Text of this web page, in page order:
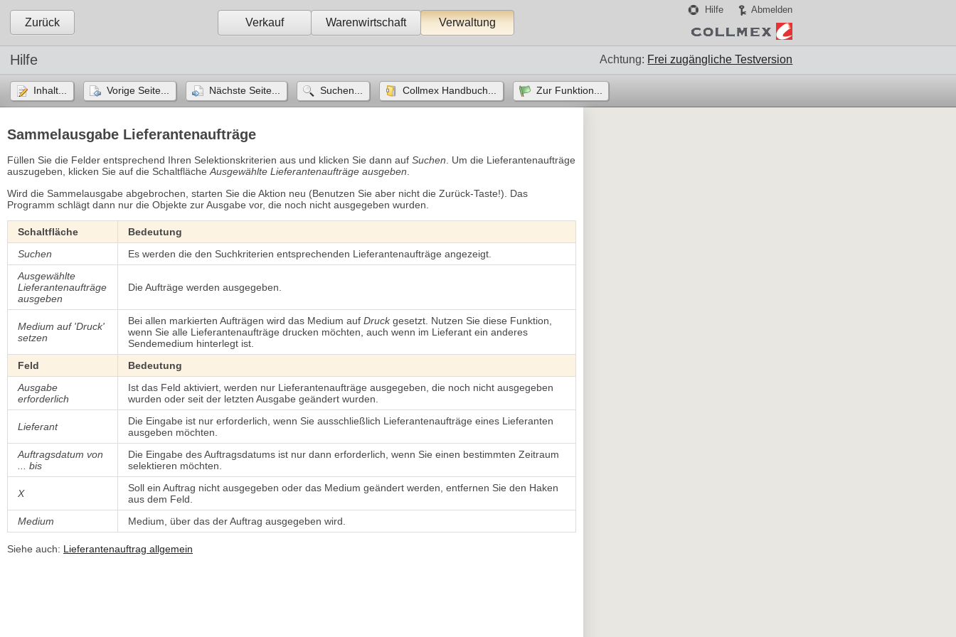
Zurück Verkauf Warenwirtschaft Verwaltung
Hilfe Abmelden
Hilfe Achtung: Frei zugängliche Testversion
Inhalt... Vorige Seite... Nächste Seite... Suchen... Collmex Handbuch... Zur Funktion...
Sammelausgabe Lieferantenaufträge
Füllen Sie die Felder entsprechend Ihren Selektionskriterien aus und klicken Sie dann auf Suchen. Um die Lieferantenaufträge
auszugeben, klicken Sie auf die SchaltflächeAusgewählte Lieferantenaufträge ausgeben.
Wird die Sammelausgabe abgebrochen, starten Sie die Aktion neu (Benutzen Sie aber nicht die Zurück-Taste!). Das
Programm schlägt dann nur die Objekte zur Ausgabe vor, die noch nicht ausgegeben wurden.
Schaltfläche
Bedeutung
Suchen
Es werden die den Suchkriterien entsprechenden Lieferantenaufträge angezeigt.
Ausgewählte
Lieferantenaufträge
ausgeben
Die Aufträge werden ausgegeben.
Medium auf 'Druck'
setzen
Bei allen markierten Aufträgen wird das Medium aufDruckgesetzt. Nutzen Sie diese Funktion,
wenn Sie alle Lieferantenaufträge drucken möchten, auch wenn im Lieferant ein anderes
Sendemedium hinterlegt ist.
Feld
Bedeutung
Ausgabe
erforderlich
Ist das Feld aktiviert, werden nur Lieferantenaufträge ausgegeben, die noch nicht ausgegeben
wurden oder seit der letzten Ausgabe geändert wurden.
Lieferant
Die Eingabe ist nur erforderlich, wenn Sie ausschließlich Lieferantenaufträge eines Lieferanten
ausgeben möchten.
Auftragsdatum von
... bis
Die Eingabe des Auftragsdatums ist nur dann erforderlich, wenn Sie einen bestimmten Zeitraum
selektieren möchten.
X
Soll ein Auftrag nicht ausgegeben oder das Medium geändert werden, entfernen Sie den Haken
aus dem Feld.
Medium
Medium, über das der Auftrag ausgegeben wird.
Siehe auch: Lieferantenauftrag allgemein